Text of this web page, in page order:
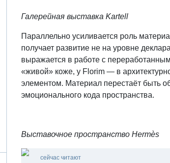
Галерейная выставка Kartell
Параллельно усиливается роль
получает развитие не на уровне
выражается в работе с
«живой» коже, у Florim — в
элементом. Материал перестаёт быть
эмоционального кода пространства.
Выставочное пространство Hermès
сейчас читают